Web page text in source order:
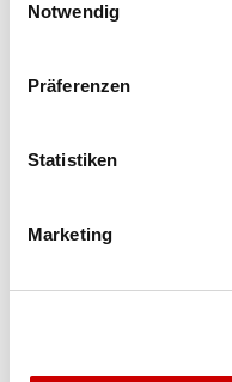
Notwendig
Präferenzen
Statistiken
Marketing
IN DEN WARENKORB
Bis 17:00 Uhr